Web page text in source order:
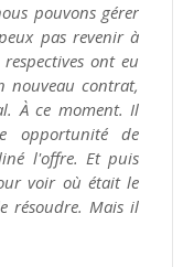
pouvons gérer
pas revenir à
ont eu
nouveau contrat,
À ce moment. Il
opportunité de
l'offre. Et puis
voir où était le
résoudre. Mais il